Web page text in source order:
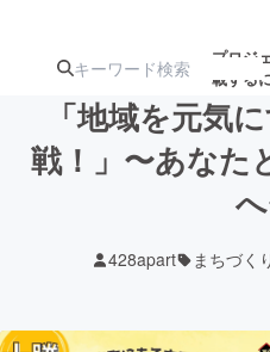
プロジ
載する
注目の新着
「地域を元気
戦！」〜あなた
428apart まちづく